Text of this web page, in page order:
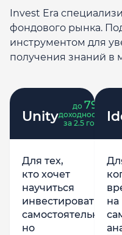
Invest Era
фондового рынка.
инструментом для
получения знаний в
Unity
до 79
доходность
за 2.5 года
Для тех,
кто хочет
научиться
инвестировать
самостоятельно,
но
на